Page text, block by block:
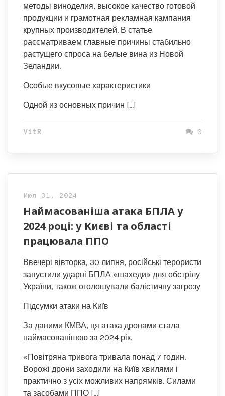
методы виноделия, высокое качество готовой
продукции и грамотная рекламная кампания
крупных производителей. В статье
рассматриваем главные причины стабильно
растущего спроса на белые вина из Новой
Зеландии.
Особые вкусовые характеристики
Одной из основных причин […]
VitR 0
Июл 31, 2024
Наймасованіша атака БПЛА у
2024 році: у Києві та області
працювала ППО
Ввечері вівторка, 30 липня, російські терористи
запустили ударні БПЛА «шахеди» для обстрілу
України, також оголошували балістичну загрозу
Підсумки атаки на Київ
За даними КМВА, ця атака дронами стала
наймасованішою за 2024 рік.
«Повітряна тривога тривала понад 7 годин.
Ворожі дрони заходили на Київ хвилями і
практично з усіх можливих напрямків. Силами
та засобами ППО […]